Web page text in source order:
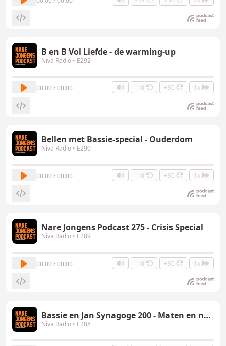
B en B Vol Liefde - de warming-up
Niva Radio • E292
00:00 / 00:00 -10 +30 1x
Bellen met Bassie-special - Ouderdom
Niva Radio • E290
00:00 / 00:00 -10 +30 1x
Nare Jongens Podcast 275 - Crisis Special
Niva Radio • E289
00:00 / 00:00 -10 +30 1x
Bassie en Jan Synagoge 200 - Maten en naaiers
Niva Radio • E288